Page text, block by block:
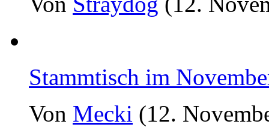
Stammtisch im
Von Mecki (12.